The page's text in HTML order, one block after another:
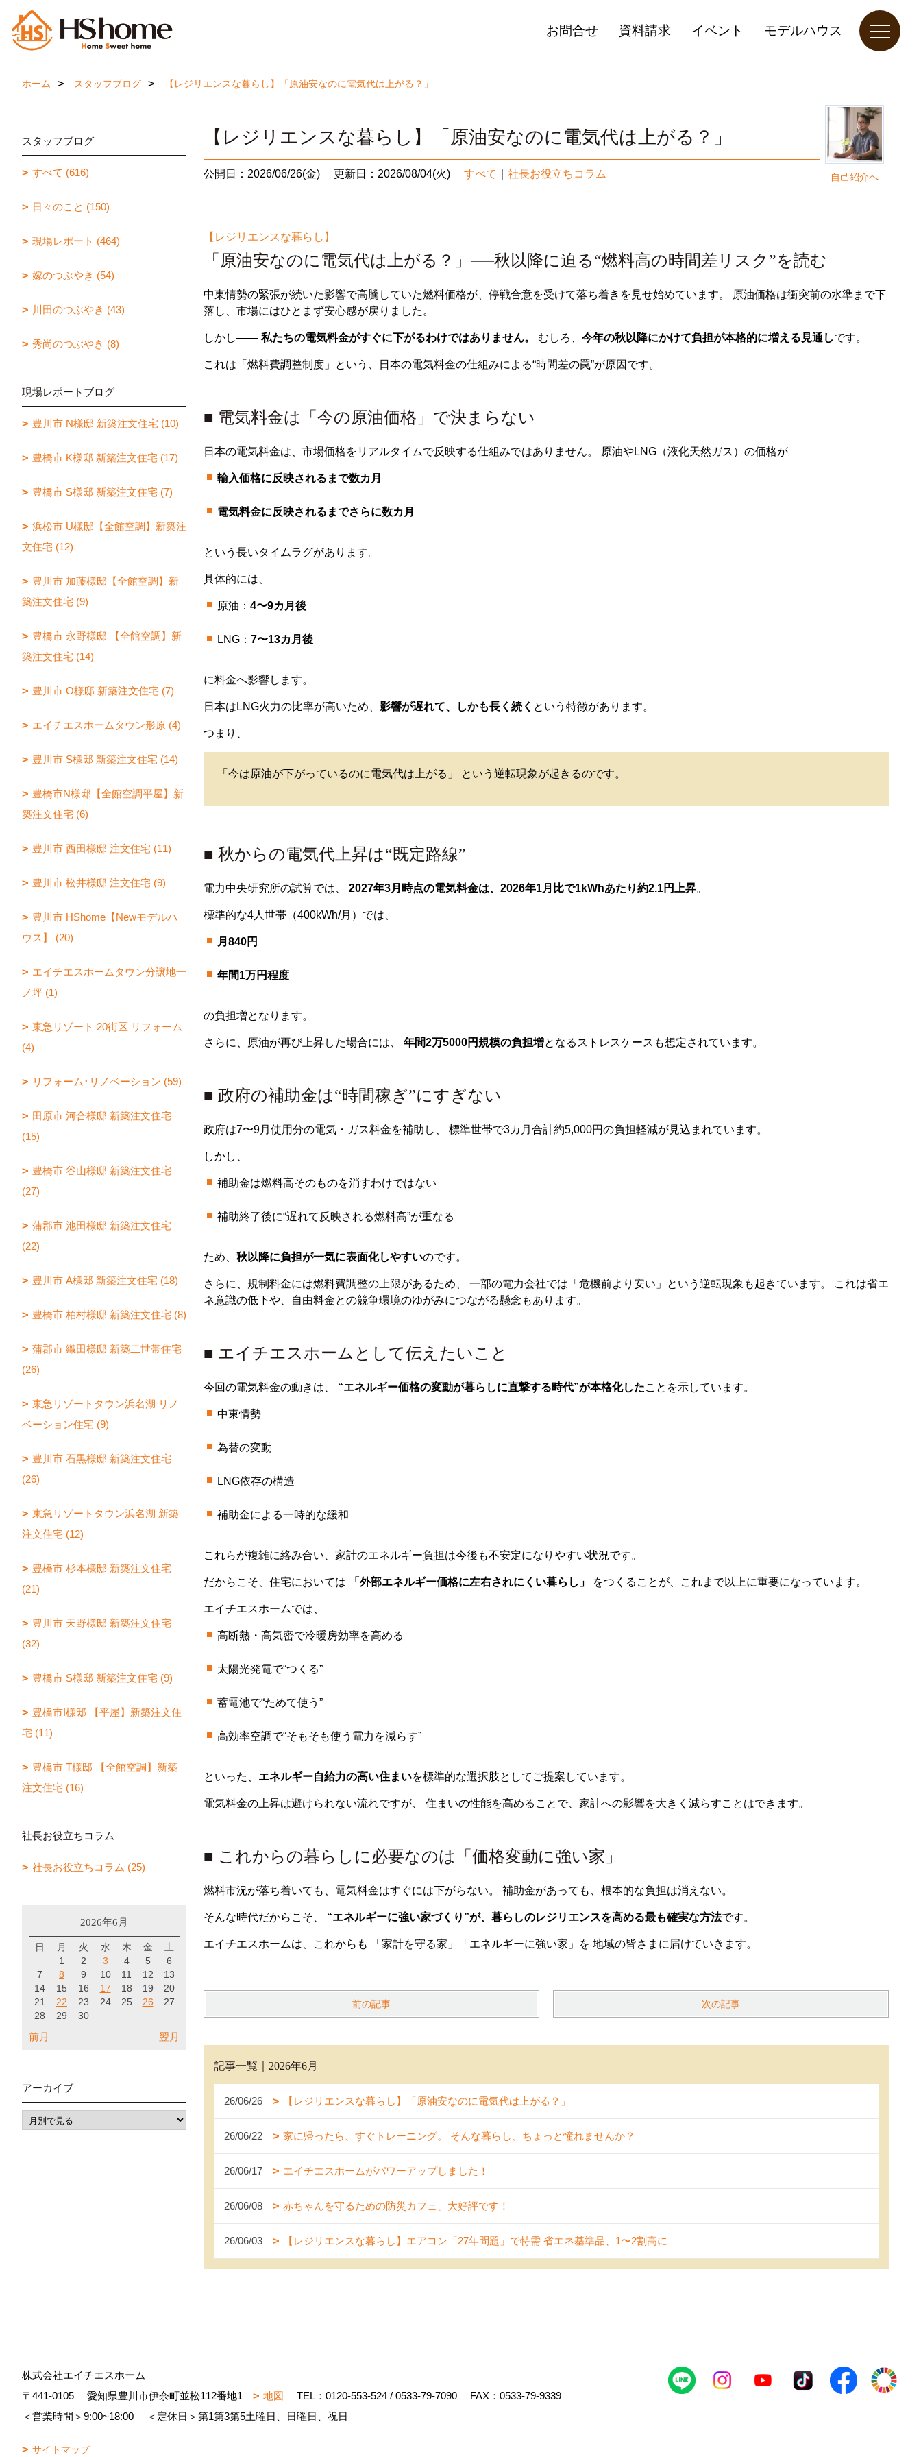
お問合せ 資料請求 イベント モデルハウス
ホーム スタッフブログ 【レジリエンスな暮らし】「原油安なのに電気代は上がる？」
自己紹介へ
【レジリエンスな暮らし】「原油安なのに電気代は上がる？」
公開日：2026/06/26(金) 更新日：2026/08/04(火) すべて 社長お役立ちコラム
【レジリエンスな暮らし】
「原油安なのに電気代は上がる？」──秋以降に迫る“燃料高の時間差リスク”を読む
中東情勢の緊張が続いた影響で高騰していた燃料価格が、停戦合意を受けて落ち着きを見せ始めています。 原油価格は衝突前の水準まで下
落し、市場にはひとまず安心感が戻りました。
しかし―― 私たちの電気料金がすぐに下がるわけではありません。 むしろ、 今年の秋以降にかけて負担が本格的に増える見通しです。
これは「燃料費調整制度」という、日本の電気料金の仕組みによる“時間差の罠”が原因です。
■ 電気料金は「今の原油価格」で決まらない
日本の電気料金は、市場価格をリアルタイムで反映する仕組みではありません。 原油やLNG（液化天然ガス）の価格が
輸入価格に反映されるまで数カ月
電気料金に反映されるまでさらに数カ月
という長いタイムラグがあります。
具体的には、
原油： 4〜9カ月後
LNG： 7〜13カ月後
に料金へ影響します。
日本はLNG火力の比率が高いため、 影響が遅れて、しかも長く続く という特徴があります。
つまり、
「今は原油が下がっているのに電気代は上がる」 という逆転現象が起きるのです。
■ 秋からの電気代上昇は“既定路線”
電力中央研究所の試算では、 2027年3月時点の電気料金は、2026年1月比で1kWhあたり約2.1円上昇。
標準的な4人世帯（400kWh/月）では、
月840円
年間1万円程度
の負担増となります。
さらに、原油が再び上昇した場合には、 年間2万5000円規模の負担増となるストレスケースも想定されています。
■ 政府の補助金は“時間稼ぎ”にすぎない
政府は7〜9月使用分の電気・ガス料金を補助し、 標準世帯で3カ月合計約5,000円の負担軽減が見込まれています。
しかし、
補助金は燃料高そのものを消すわけではない
補助終了後に“遅れて反映される燃料高”が重なる
ため、 秋以降に負担が一気に表面化しやすいのです。
さらに、規制料金には燃料費調整の上限があるため、 一部の電力会社では「危機前より安い」という逆転現象も起きています。 これは省エ
ネ意識の低下や、自由料金との競争環境のゆがみにつながる懸念もあります。
■ エイチエスホームとして伝えたいこと
今回の電気料金の動きは、 “エネルギー価格の変動が暮らしに直撃する時代”が本格化したことを示しています。
中東情勢
為替の変動
LNG依存の構造
補助金による一時的な緩和
これらが複雑に絡み合い、家計のエネルギー負担は今後も不安定になりやすい状況です。
だからこそ、住宅においては 「外部エネルギー価格に左右されにくい暮らし」 をつくることが、これまで以上に重要になっています。
エイチエスホームでは、
高断熱・高気密で冷暖房効率を高める
太陽光発電で“つくる”
蓄電池で“ためて使う”
高効率空調で“そもそも使う電力を減らす”
といった、 エネルギー自給力の高い住まいを標準的な選択肢としてご提案しています。
電気料金の上昇は避けられない流れですが、 住まいの性能を高めることで、家計への影響を大きく減らすことはできます。
■ これからの暮らしに必要なのは「価格変動に強い家」
燃料市況が落ち着いても、電気料金はすぐには下がらない。 補助金があっても、根本的な負担は消えない。
そんな時代だからこそ、 “エネルギーに強い家づくり”が、暮らしのレジリエンスを高める最も確実な方法です。
エイチエスホームは、これからも 「家計を守る家」「エネルギーに強い家」を 地域の皆さまに届けていきます。
前の記事 次の記事
記事一覧｜2026年6月
26/06/26 【レジリエンスな暮らし】「原油安なのに電気代は上がる？」
26/06/22 家に帰ったら、すぐトレーニング。 そんな暮らし、ちょっと憧れませんか？
26/06/17 エイチエスホームがパワーアップしました！
26/06/08 赤ちゃんを守るための防災カフェ、大好評です！
26/06/03 【レジリエンスな暮らし】エアコン「27年問題」で特需 省エネ基準品、1〜2割高に
スタッフブログ
すべて (616)
日々のこと (150)
現場レポート (464)
嫁のつぶやき (54)
川田のつぶやき (43)
秀尚のつぶやき (8)
現場レポートブログ
豊川市 N様邸 新築注文住宅 (10)
豊橋市 K様邸 新築注文住宅 (17)
豊橋市 S様邸 新築注文住宅 (7)
浜松市 U様邸【全館空調】新築注
文住宅 (12)
豊川市 加藤様邸【全館空調】新
築注文住宅 (9)
豊橋市 永野様邸 【全館空調】新
築注文住宅 (14)
豊川市 O様邸 新築注文住宅 (7)
エイチエスホームタウン形原 (4)
豊川市 S様邸 新築注文住宅 (14)
豊橋市N様邸【全館空調平屋】新
築注文住宅 (6)
豊川市 西田様邸 注文住宅 (11)
豊川市 松井様邸 注文住宅 (9)
豊川市 HShome【Newモデルハ
ウス】 (20)
エイチエスホームタウン分譲地一
ノ坪 (1)
東急リゾート 20街区 リフォーム
(4)
リフォーム･リノベーション (59)
田原市 河合様邸 新築注文住宅
(15)
豊橋市 谷山様邸 新築注文住宅
(27)
蒲郡市 池田様邸 新築注文住宅
(22)
豊川市 A様邸 新築注文住宅 (18)
豊橋市 柏村様邸 新築注文住宅 (8)
蒲郡市 織田様邸 新築二世帯住宅
(26)
東急リゾートタウン浜名湖 リノ
ベーション住宅 (9)
豊川市 石黒様邸 新築注文住宅
(26)
東急リゾートタウン浜名湖 新築
注文住宅 (12)
豊橋市 杉本様邸 新築注文住宅
(21)
豊川市 天野様邸 新築注文住宅
(32)
豊橋市 S様邸 新築注文住宅 (9)
豊橋市I様邸 【平屋】新築注文住
宅 (11)
豊橋市 T様邸 【全館空調】新築
注文住宅 (16)
社長お役立ちコラム
社長お役立ちコラム (25)
2026年6月
日 月 火 水 木 金
土
1
2 3 4 5
6
7
8 9 10 11 12
13
14
15 16 17 18 19
20
21
22 23 24 25 26
27
28
29 30
前月 翌月
アーカイブ
株式会社エイチエスホーム
〒441-0105
愛知県豊川市伊奈町並松112番地1 地図 TEL： 0120-553-524 / 0533-79-7090
FAX：0533-79-9339
＜営業時間＞9:00~18:00
＜定休日＞第1第3第5土曜日、日曜日、祝日
サイトマップ